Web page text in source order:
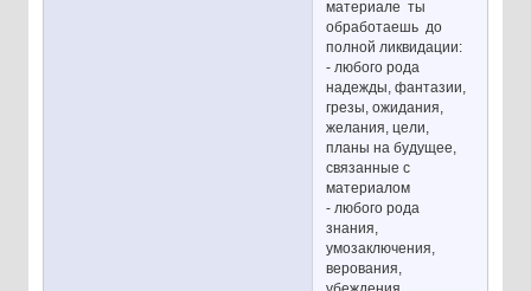
материале ты
обработаешь до
полной ликвидации:
- любого рода
надежды, фантазии,
грезы, ожидания,
желания, цели,
планы на будущее,
связанные с
материалом
- любого рода
знания,
умозаключения,
верования,